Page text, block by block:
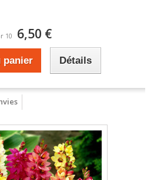
10 6,50 €
panier Détails